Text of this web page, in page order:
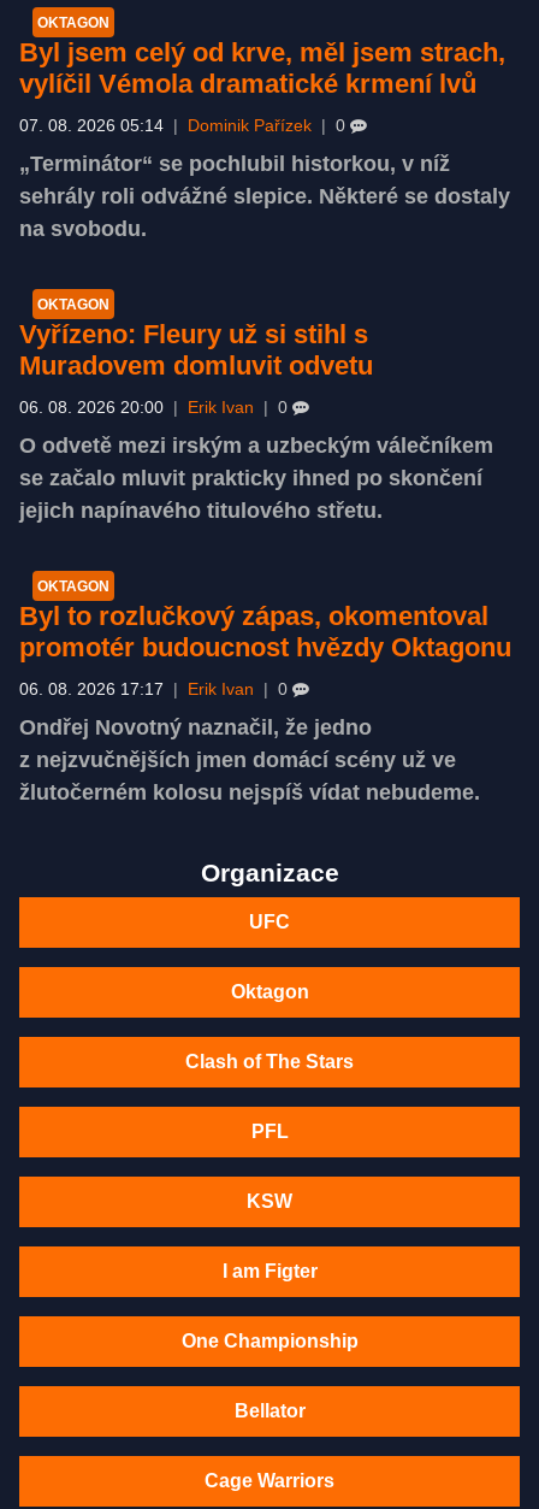
OKTAGON
Byl jsem celý od krve, měl jsem strach,
vylíčil Vémola dramatické krmení lvů
07. 08. 2026 05:14 Dominik Pařízek 0
„Terminátor“ se pochlubil historkou, v níž
sehrály roli odvážné slepice. Některé se dostaly
na svobodu.
OKTAGON
Vyřízeno: Fleury už si stihl s
Muradovem domluvit odvetu
06. 08. 2026 20:00 Erik Ivan 0
O odvetě mezi irským a uzbeckým válečníkem
se začalo mluvit prakticky ihned po skončení
jejich napínavého titulového střetu.
OKTAGON
Byl to rozlučkový zápas, okomentoval
promotér budoucnost hvězdy Oktagonu
06. 08. 2026 17:17 Erik Ivan 0
Ondřej Novotný naznačil, že jedno
z nejzvučnějších jmen domácí scény už ve
žlutočerném kolosu nejspíš vídat nebudeme.
Organizace
UFC
Oktagon
Clash of The Stars
PFL
KSW
I am Figter
One Championship
Bellator
Cage Warriors